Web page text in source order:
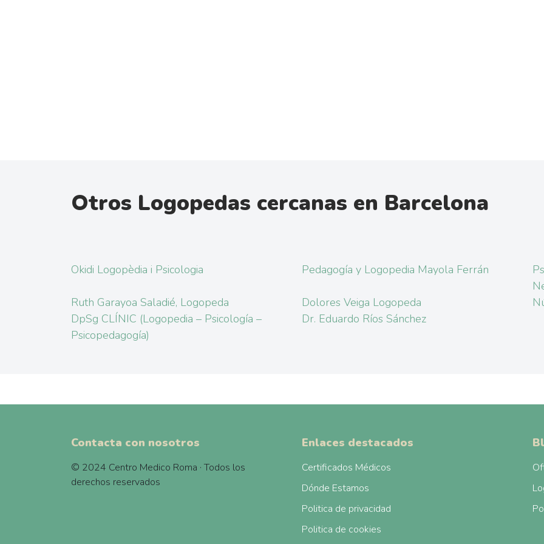
Otros Logopedas cercanas en Barcelona
Okidi Logopèdia i Psicologia Pedagogía y Logopedia Mayola Ferrán
Ruth Garayoa Saladié, Logopeda
Dolores Veiga Logopeda
DpSg CLÍNIC (Logopedia – Psicología –
Psicopedagogía)
Dr. Eduardo Ríos Sánchez
Contacta con nosotros
© 2024 Centro Medico Roma · Todos los
derechos reservados
Enlaces destacados
Certificados Médicos
Dónde Estamos
Politica de privacidad
Politica de cookies